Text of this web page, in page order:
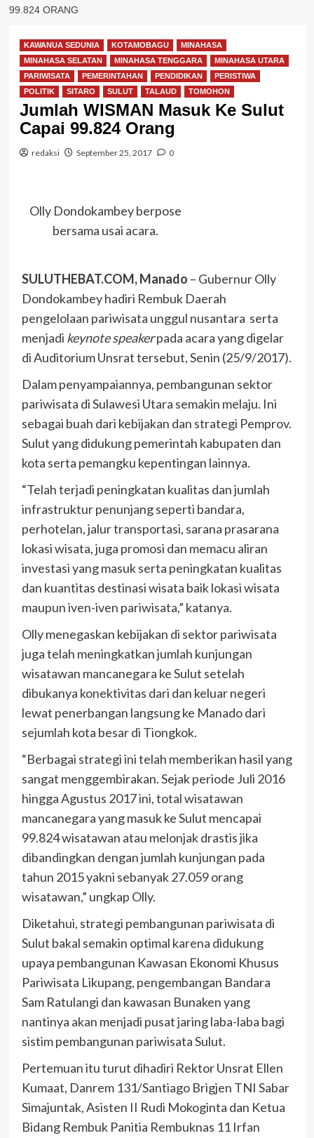
99.824 ORANG
KAWANUA SEDUNIA KOTAMOBAGU
MINAHASA
MINAHASA SELATAN
MINAHASA TENGGARA
MINAHASA UTARA
PARIWISATA
PEMERINTAHAN PENDIDIKAN
PERISTIWA
POLITIK
SITARO SULUT TALAUD TOMOHON
Jumlah WISMAN Masuk Ke Sulut
Capai 99.824 Orang
redaksi September 25, 2017 0
Olly Dondokambey berpose
bersama usai acara.
SULUTHEBAT.COM, Manado – Gubernur Olly
Dondokambey hadiri Rembuk Daerah
pengelolaan pariwisata unggul nusantara serta
menjadi keynote speakerpada acara yang digelar
di Auditorium Unsrat tersebut, Senin (25/9/2017).
Dalam penyampaiannya, pembangunan sektor
pariwisata di Sulawesi Utara semakin melaju. Ini
sebagai buah dari kebijakan dan strategi Pemprov.
Sulut yang didukung pemerintah kabupaten dan
kota serta pemangku kepentingan lainnya.
“Telah terjadi peningkatan kualitas dan jumlah
infrastruktur penunjang seperti bandara,
perhotelan, jalur transportasi, sarana prasarana
lokasi wisata, juga promosi dan memacu aliran
investasi yang masuk serta peningkatan kualitas
dan kuantitas destinasi wisata baik lokasi wisata
maupun iven-iven pariwisata,” katanya.
Olly menegaskan kebijakan di sektor pariwisata
juga telah meningkatkan jumlah kunjungan
wisatawan mancanegara ke Sulut setelah
dibukanya konektivitas dari dan keluar negeri
lewat penerbangan langsung ke Manado dari
sejumlah kota besar di Tiongkok.
“Berbagai strategi ini telah memberikan hasil yang
sangat menggembirakan. Sejak periode Juli 2016
hingga Agustus 2017 ini, total wisatawan
mancanegara yang masuk ke Sulut mencapai
99.824 wisatawan atau melonjak drastis jika
dibandingkan dengan jumlah kunjungan pada
tahun 2015 yakni sebanyak 27.059 orang
wisatawan,” ungkap Olly.
Diketahui, strategi pembangunan pariwisata di
Sulut bakal semakin optimal karena didukung
upaya pembangunan Kawasan Ekonomi Khusus
Pariwisata Likupang, pengembangan Bandara
Sam Ratulangi dan kawasan Bunaken yang
nantinya akan menjadi pusat jaring laba-laba bagi
sistim pembangunan pariwisata Sulut.
Pertemuan itu turut dihadiri Rektor Unsrat Ellen
Kumaat, Danrem 131/Santiago Brigjen TNI Sabar
Simajuntak, Asisten II Rudi Mokoginta dan Ketua
Bidang Rembuk Panitia Rembuknas 11 Irfan